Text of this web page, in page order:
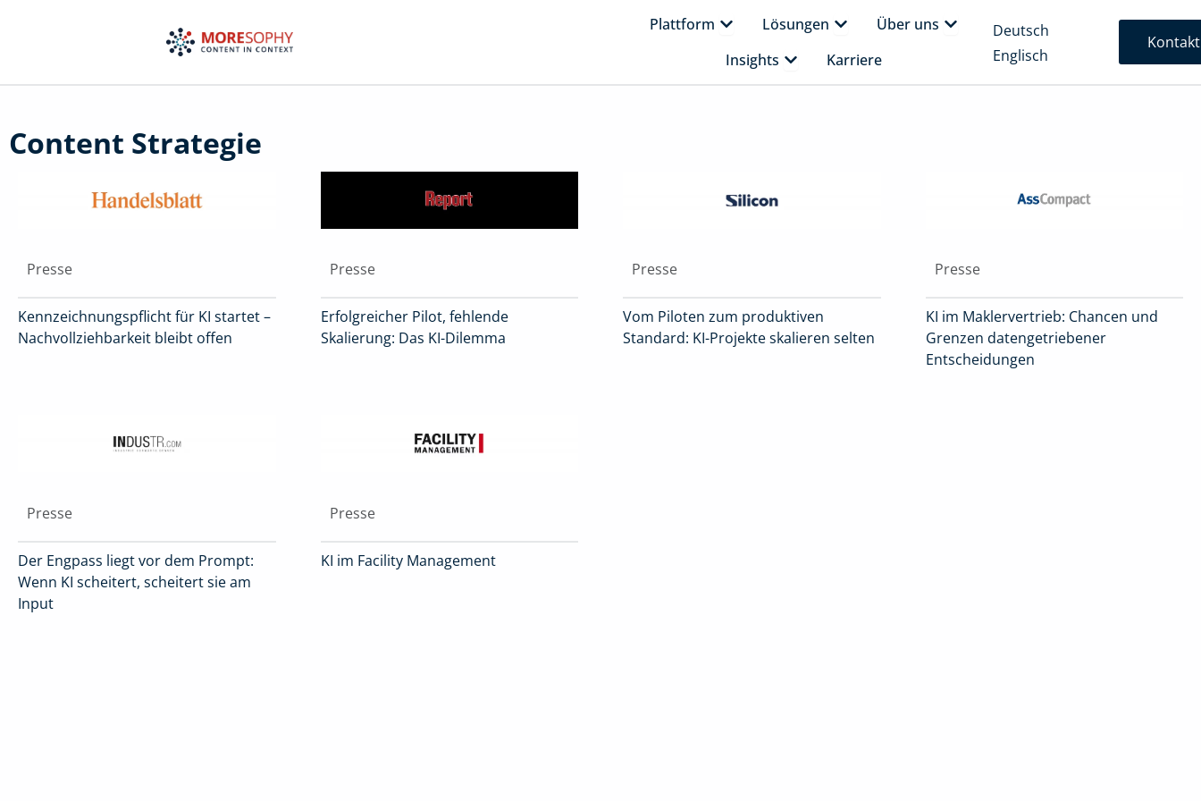
Plattform Öffne Plattform
Lösungen Öffne Lösungen
Über uns Öffne Über uns
Insights Öffne Insights
Karriere
Deutsch
Englisch
Kontakt
Content Strategie
Presse
Kennzeichnungspflicht für KI startet –
Nachvollziehbarkeit bleibt offen
Presse
Erfolgreicher Pilot, fehlende
Skalierung: Das KI-Dilemma
Presse
Vom Piloten zum produktiven
Standard: KI-Projekte skalieren selten
Presse
KI im Maklervertrieb: Chancen und
Grenzen datengetriebener
Entscheidungen
Presse
Der Engpass liegt vor dem Prompt:
Wenn KI scheitert, scheitert sie am
Input
Presse
KI im Facility Management